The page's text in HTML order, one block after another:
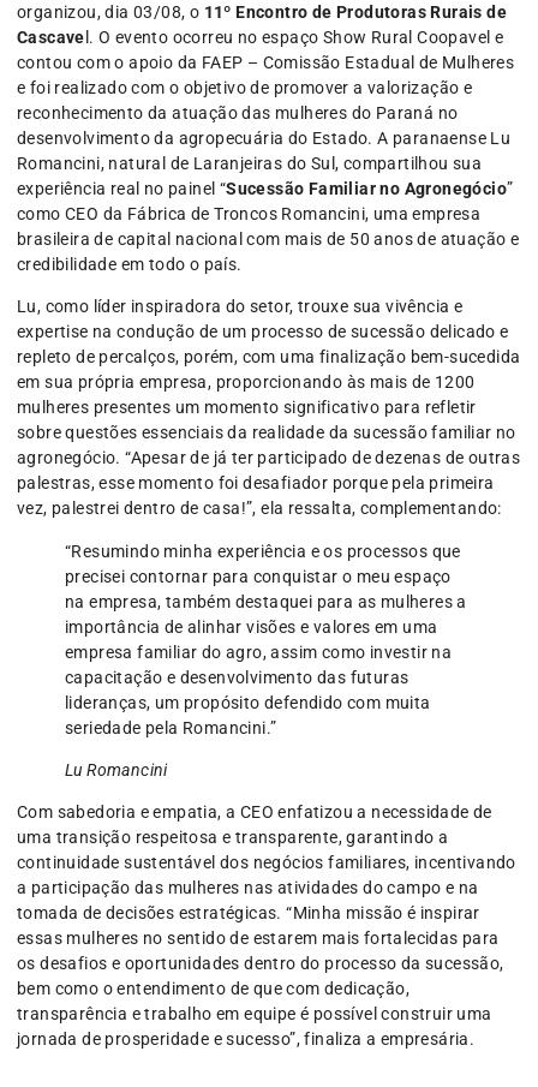
organizou, dia 03/08, o 11º Encontro de Produtoras Rurais de
Cascave l. O evento ocorreu no espaço Show Rural Coopavel e
contou com o apoio da FAEP – Comissão Estadual de Mulheres
e foi realizado com o objetivo de promover a valorização e
reconhecimento da atuação das mulheres do Paraná no
desenvolvimento da agropecuária do Estado. A paranaense Lu
Romancini, natural de Laranjeiras do Sul, compartilhou sua
experiência real no painel “Sucessão Familiar no Agronegócio”
como CEO da Fábrica de Troncos Romancini, uma empresa
brasileira de capital nacional com mais de 50 anos de atuação e
credibilidade em todo o país.
Lu, como líder inspiradora do setor, trouxe sua vivência e
expertise na condução de um processo de sucessão delicado e
repleto de percalços, porém, com uma finalização bem-sucedida
em sua própria empresa, proporcionando às mais de 1200
mulheres presentes um momento significativo para refletir
sobre questões essenciais da realidade da sucessão familiar no
agronegócio. “Apesar de já ter participado de dezenas de outras
palestras, esse momento foi desafiador porque pela primeira
vez, palestrei dentro de casa!”, ela ressalta, complementando:
“Resumindo minha experiência e os processos que
precisei contornar para conquistar o meu espaço
na empresa, também destaquei para as mulheres a
importância de alinhar visões e valores em uma
empresa familiar do agro, assim como investir na
capacitação e desenvolvimento das futuras
lideranças, um propósito defendido com muita
seriedade pela Romancini.”
Lu Romancini
Com sabedoria e empatia, a CEO enfatizou a necessidade de
uma transição respeitosa e transparente, garantindo a
continuidade sustentável dos negócios familiares, incentivando
a participação das mulheres nas atividades do campo e na
tomada de decisões estratégicas. “Minha missão é inspirar
essas mulheres no sentido de estarem mais fortalecidas para
os desafios e oportunidades dentro do processo da sucessão,
bem como o entendimento de que com dedicação,
transparência e trabalho em equipe é possível construir uma
jornada de prosperidade e sucesso”, finaliza a empresária.